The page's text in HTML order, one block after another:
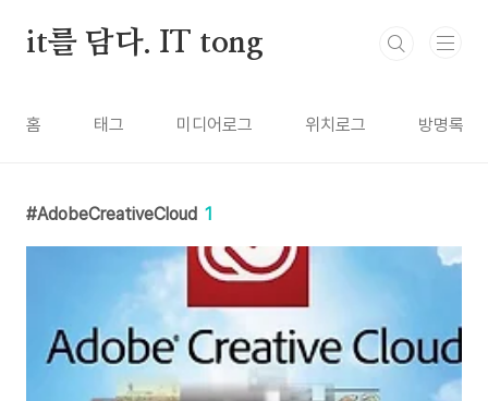
it를 담다. IT tong
홈 태그 미디어로그 위치로그 방명록
AdobeCreativeCloud 1